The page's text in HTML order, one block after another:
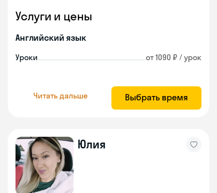
Услуги и цены
Английский язык
Уроки от 1090 ₽ / урок
Читать дальше Выбрать время
Юлия